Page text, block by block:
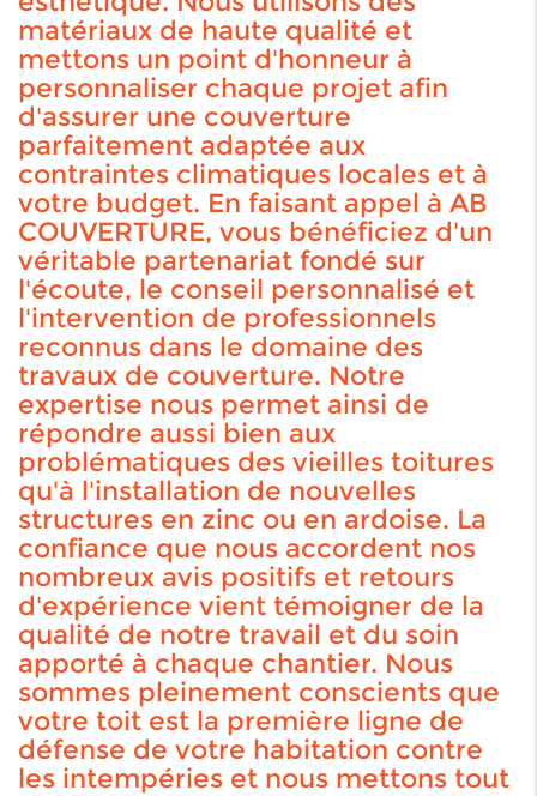
matériaux de haute qualité et
mettons un point d'honneur à
personnaliser chaque projet afin
d'assurer une couverture
parfaitement adaptée aux
contraintes climatiques locales et à
votre budget. En faisant appel à AB
COUVERTURE, vous bénéficiez d'un
véritable partenariat fondé sur
l'écoute, le conseil personnalisé et
l'intervention de professionnels
reconnus dans le domaine des
travaux de couverture. Notre
expertise nous permet ainsi de
répondre aussi bien aux
problématiques des vieilles toitures
qu'à l'installation de nouvelles
structures en zinc ou en ardoise. La
confiance que nous accordent nos
nombreux avis positifs et retours
d'expérience vient témoigner de la
qualité de notre travail et du soin
apporté à chaque chantier. Nous
sommes pleinement conscients que
votre toit est la première ligne de
défense de votre habitation contre
les intempéries et nous mettons tout